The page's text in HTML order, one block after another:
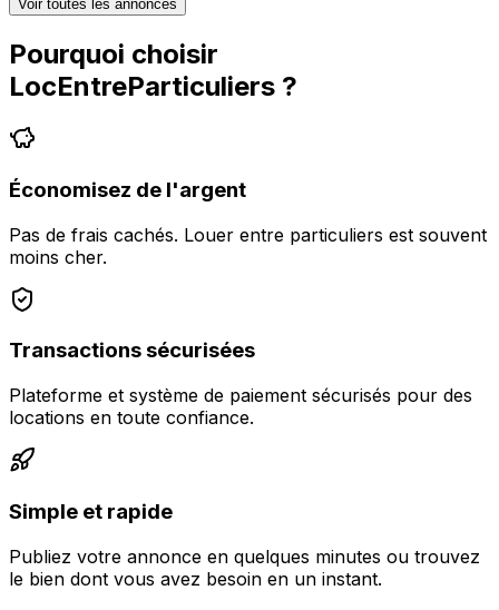
Voir toutes les annonces
Pourquoi choisir
LocEntreParticuliers ?
Économisez de l'argent
Pas de frais cachés. Louer entre particuliers est souvent
moins cher.
Transactions sécurisées
Plateforme et système de paiement sécurisés pour des
locations en toute confiance.
Simple et rapide
Publiez votre annonce en quelques minutes ou trouvez
le bien dont vous avez besoin en un instant.